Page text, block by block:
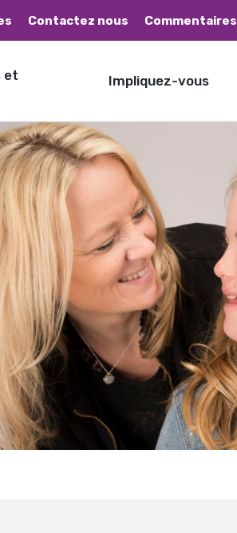
Contactez nous Commentaires
et Impliquez-vous